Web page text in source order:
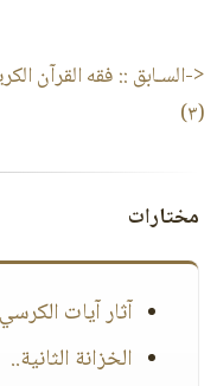
<-السـابق :: فقه القرآن
(٣)
مختارات
آثار آيات
الخزانة الثانية..